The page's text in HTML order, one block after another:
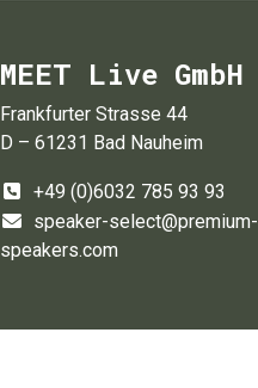
MEET Live GmbH
Frankfurter Strasse 44
D – 61231 Bad Nauheim
+49 (0)6032 785 93 93
speaker-select@premium-
speakers.com